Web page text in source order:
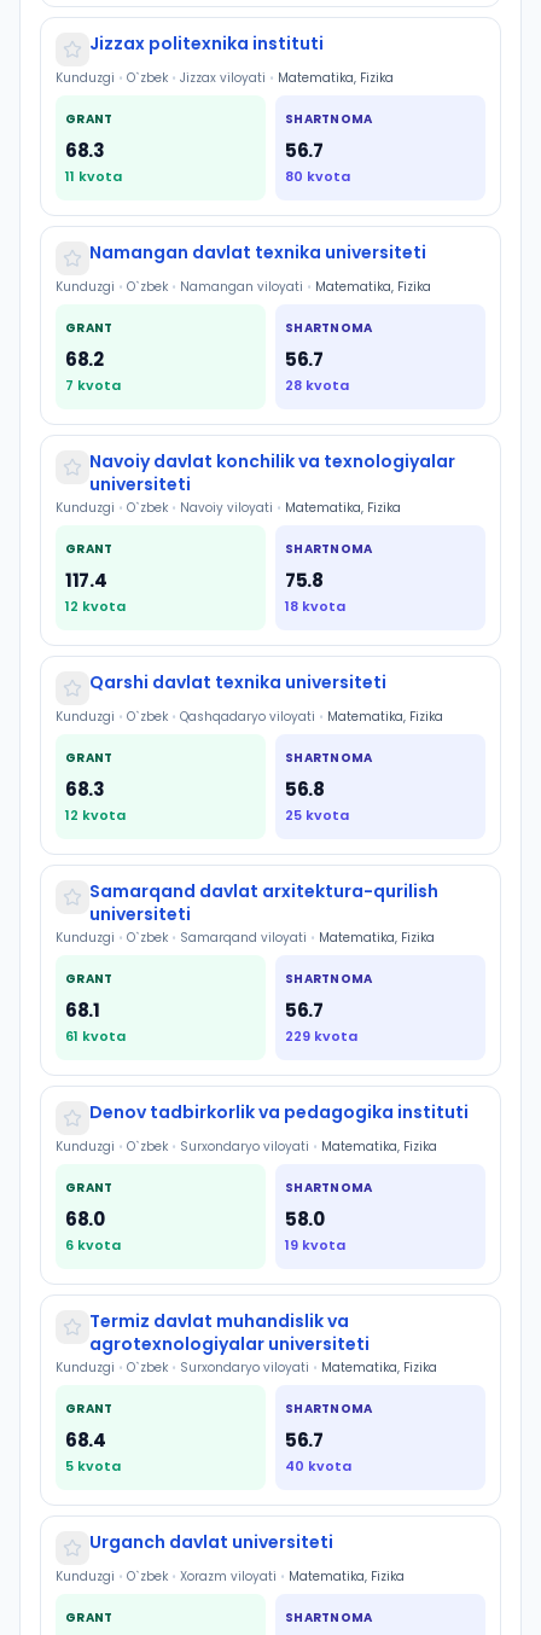
Jizzax politexnika instituti
Kunduzgi • O`zbek • Jizzax viloyati • Matematika, Fizika
GRANT
68.3
11 kvota
SHARTNOMA
56.7
80 kvota
Namangan davlat texnika universiteti
Kunduzgi • O`zbek • Namangan viloyati • Matematika, Fizika
GRANT
68.2
7 kvota
SHARTNOMA
56.7
28 kvota
Navoiy davlat konchilik va texnologiyalar
universiteti
Kunduzgi • O`zbek • Navoiy viloyati • Matematika, Fizika
GRANT
117.4
12 kvota
SHARTNOMA
75.8
18 kvota
Qarshi davlat texnika universiteti
Kunduzgi • O`zbek • Qashqadaryo viloyati • Matematika, Fizika
GRANT
68.3
12 kvota
SHARTNOMA
56.8
25 kvota
Samarqand davlat arxitektura-qurilish
universiteti
Kunduzgi • O`zbek • Samarqand viloyati • Matematika, Fizika
GRANT
68.1
61 kvota
SHARTNOMA
56.7
229 kvota
Denov tadbirkorlik va pedagogika instituti
Kunduzgi • O`zbek • Surxondaryo viloyati • Matematika, Fizika
GRANT
68.0
6 kvota
SHARTNOMA
58.0
19 kvota
Termiz davlat muhandislik va
agrotexnologiyalar universiteti
Kunduzgi • O`zbek • Surxondaryo viloyati • Matematika, Fizika
GRANT
68.4
5 kvota
SHARTNOMA
56.7
40 kvota
Urganch davlat universiteti
Kunduzgi • O`zbek • Xorazm viloyati • Matematika, Fizika
GRANT SHARTNOMA